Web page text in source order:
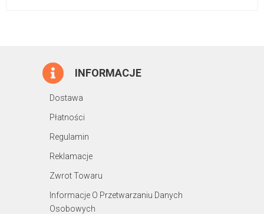
INFORMACJE
Dostawa
Płatności
Regulamin
Reklamacje
Zwrot Towaru
Informacje O Przetwarzaniu Danych
Osobowych